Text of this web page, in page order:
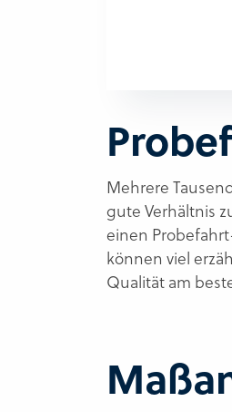
Mehrere
gute Verhältnis
einen
können viel
Qualität am